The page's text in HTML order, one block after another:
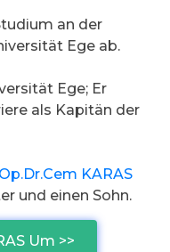
an der
Ege ab.
Ege; Er
als Kapitän der
Op.Dr.Cem KARAS
und einen Sohn.
Um >>